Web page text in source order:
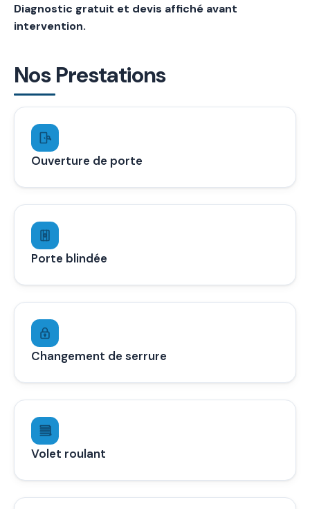
Diagnostic gratuit et devis affiché avant
intervention.
Nos Prestations
Ouverture de porte
Porte blindée
Changement de serrure
Volet roulant